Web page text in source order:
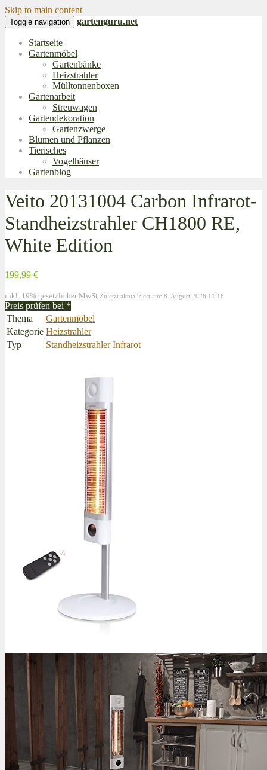
Skip to main content
Toggle navigation gartenguru.net
Startseite
Gartenmöbel
Gartenbänke
Heizstrahler
Mülltonnenboxen
Gartenarbeit
Streuwagen
Gartendekoration
Gartenzwerge
Blumen und Pflanzen
Tierisches
Vogelhäuser
Gartenblog
Veito 20131004 Carbon Infrarot-
Standheizstrahler CH1800 RE,
White Edition
199,99 €
inkl. 19% gesetzlicher MwSt. Zuletzt aktualisiert am: 8. August 2026 11:16
Preis prüfen bei *
Thema
Gartenmöbel
Kategorie Heizstrahler
Typ
Standheizstrahler Infrarot